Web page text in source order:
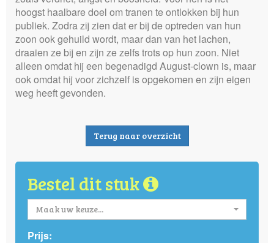
hoogst haalbare doel om tranen te ontlokken bij hun
publiek. Zodra zij zien dat er bij de optreden van hun
zoon ook gehuild wordt, maar dan van het lachen,
draaien ze bij en zijn ze zelfs trots op hun zoon. Niet
alleen omdat hij een begenadigd August-clown is, maar
ook omdat hij voor zichzelf is opgekomen en zijn eigen
weg heeft gevonden.
Terug naar overzicht
Bestel dit stuk
Maak uw keuze...
Prijs: